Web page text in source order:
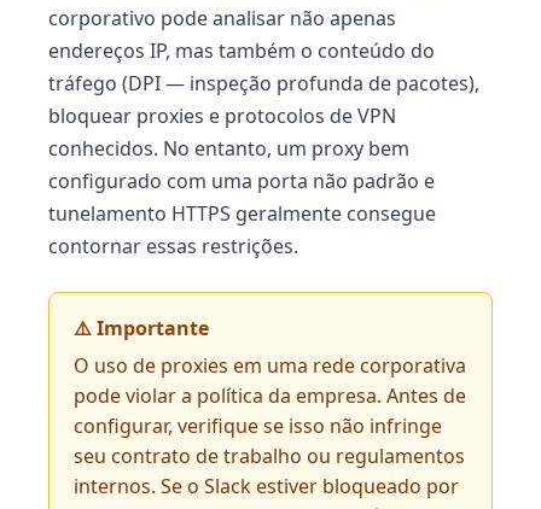
corporativo pode analisar não apenas
endereços IP, mas também o conteúdo do
tráfego (DPI — inspeção profunda de pacotes),
bloquear proxies e protocolos de VPN
conhecidos. No entanto, um proxy bem
configurado com uma porta não padrão e
tunelamento HTTPS geralmente consegue
contornar essas restrições.
⚠️ Importante
O uso de proxies em uma rede corporativa
pode violar a política da empresa. Antes de
configurar, verifique se isso não infringe
seu contrato de trabalho ou regulamentos
internos. Se o Slack estiver bloqueado por